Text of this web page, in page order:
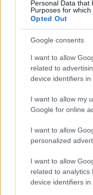
Personal Data that
Purposes for which
Opted Out
Google consents
I want to allow
related to
device identifiers in
I want to allow my
Google for online
I want to allow
personalized
I want to allow
related to analytics
device identifiers in
Az, hogy ilyen
identitással és
színre, ritka –
Avigail
lehet. Ő már
saját hanggal,
közönséggel.
A 2025-ös
fejleménye